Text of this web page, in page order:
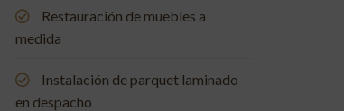
Restauración de muebles a
medida
Instalación de parquet laminado
en despacho